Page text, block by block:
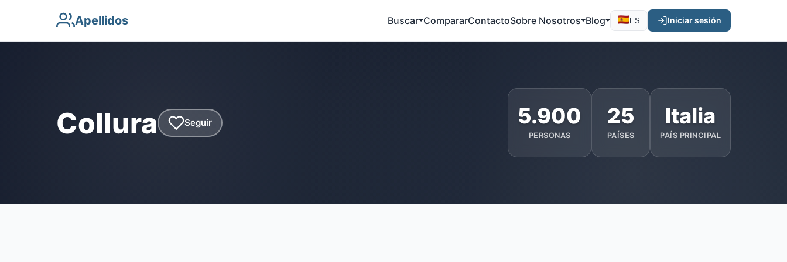
Apellidos Buscar CompararContactoSobre Nosotros Blog ES Iniciar sesión
Collura Seguir 5.900
PERSONAS
25
PAÍSES
Italia
PAÍS PRINCIPAL